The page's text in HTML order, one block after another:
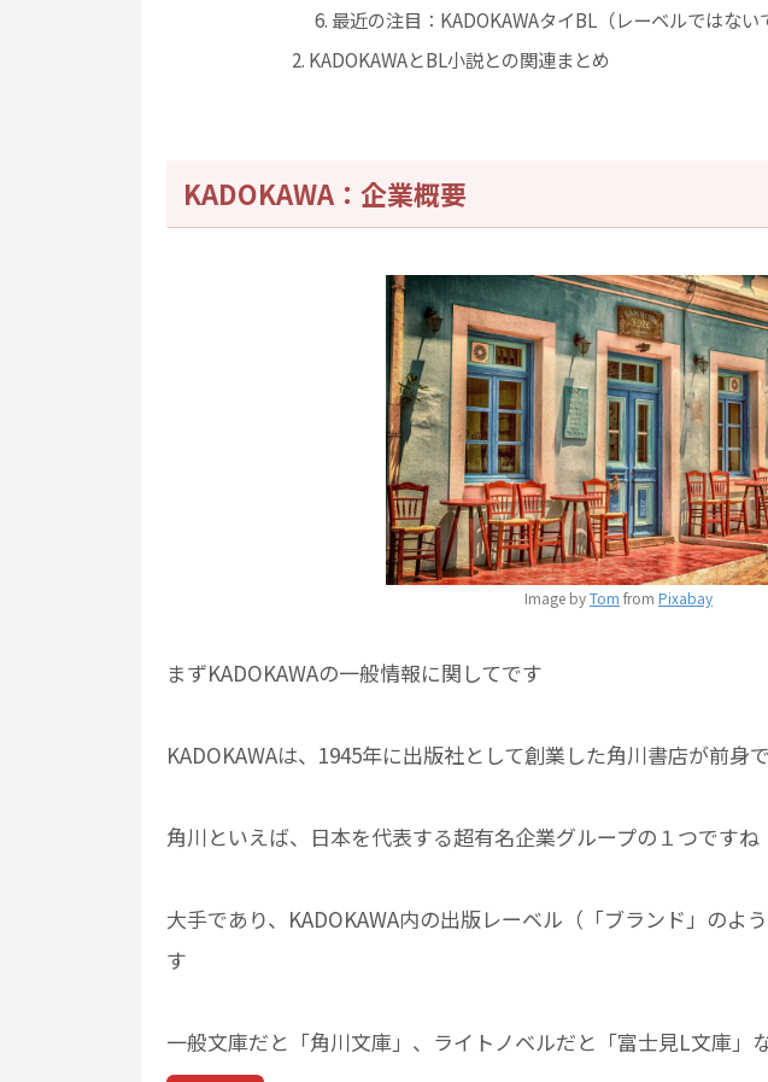
最近の注目：KADOKAWAタイBL（レーベルではない
KADOKAWAとBL小説との関連まとめ
KADOKAWA：企業概要
Image byTom from Pixabay
まずKADOKAWAの一般情報に関してです
KADOKAWAは、1945年に出版社として創業した角川書店が前身
角川といえば、日本を代表する超有名企業グループの１つですね
大手であり、KADOKAWA内の出版レーベル（「ブランド」のよ
す
一般文庫だと「角川文庫」、ライトノベルだと「富士見L文庫」